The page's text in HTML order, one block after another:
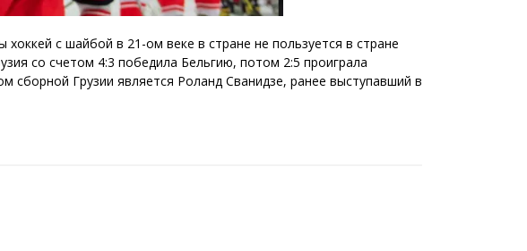
с шайбой в 21-ом веке в стране не пользуется в стране
со счетом 4:3 победила Бельгию, потом 2:5 проиграла
сборной Грузии является Роланд Сванидзе, ранее выступавший в